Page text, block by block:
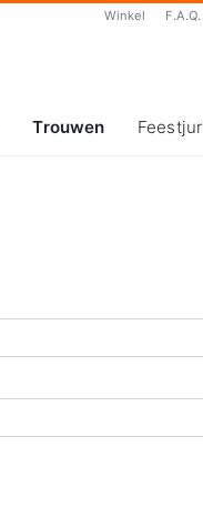
Winkel F.A.Q.
Trouwen